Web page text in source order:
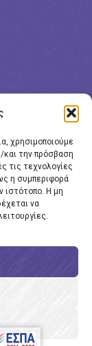
χρησιμοποιούμε
και την πρόσβαση
τις τεχνολογίες
η συμπεριφορά
ιστότοπο. Η μη
να
and